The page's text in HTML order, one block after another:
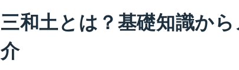
三和土とは？基礎知識か
介